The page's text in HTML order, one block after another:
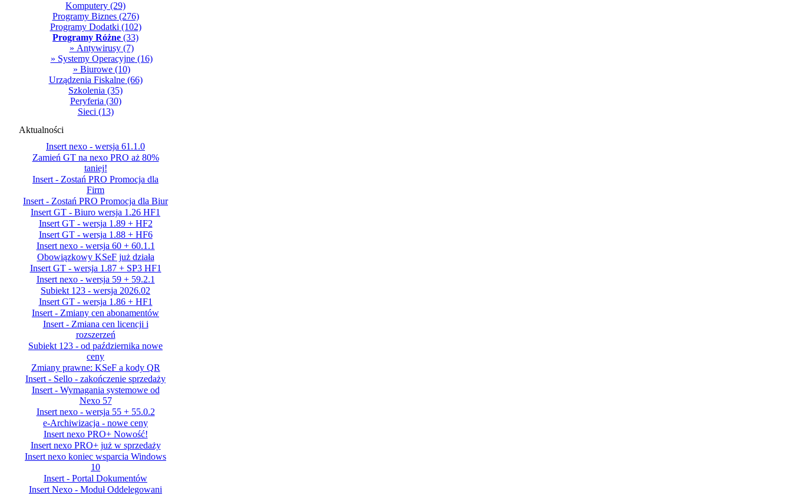
Komputery (29)
Programy Biznes(276)
Programy Dodatki (102)
Programy Różne (33)
» Antywirusy(7)
» Systemy Operacyjne(16)
» Biurowe(10)
Urządzenia Fiskalne(66)
Szkolenia (35)
Peryferia (30)
Sieci (13)
Aktualności
Insert nexo - wersja 61.1.0
Zamień GT na nexo PRO aż 80%
taniej!
Insert - Zostań PRO Promocja dla
Firm
Insert - Zostań PRO Promocja dla Biur
Insert GT - Biuro wersja 1.26 HF1
Insert GT - wersja 1.89 + HF2
Insert GT - wersja 1.88 + HF6
Insert nexo - wersja 60 + 60.1.1
Obowiązkowy KSeF już działa
Insert GT - wersja 1.87 + SP3 HF1
Insert nexo - wersja 59 + 59.2.1
Subiekt 123 - wersja 2026.02
Insert GT - wersja 1.86 + HF1
Insert - Zmiany cen abonamentów
Insert - Zmiana cen licencji i
rozszerzeń
Subiekt 123 - od października nowe
ceny
Zmiany prawne: KSeF a kody QR
Insert - Sello - zakończenie sprzedaży
Insert - Wymagania systemowe od
Nexo 57
Insert nexo - wersja 55 + 55.0.2
e-Archiwizacja - nowe ceny
Insert nexo PRO+ Nowość!
Insert nexo PRO+ już w sprzedaży
Insert nexo koniec wsparcia Windows
10
Insert - Portal Dokumentów
Insert Nexo - Moduł Oddelegowani